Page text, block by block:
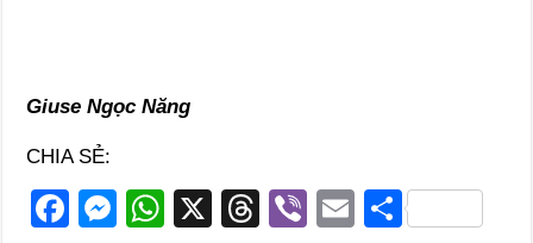
Giuse Ngọc Năng
CHIA SẺ:
F
M
W
X
T
Vi
E S